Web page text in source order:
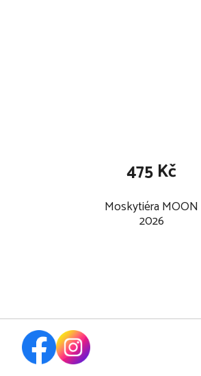
Moskytiéra MOON
2026
475 Kč